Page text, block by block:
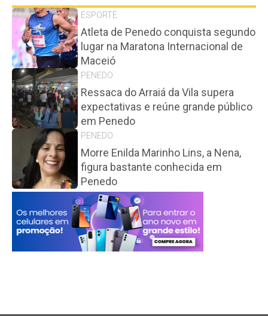
ESPORTE
Atleta de Penedo conquista segundo
lugar na Maratona Internacional de
Maceió
PENEDO
Ressaca do Arraiá da Vila supera
expectativas e reúne grande público
em Penedo
PENEDO
Morre Enilda Marinho Lins, a Nena,
figura bastante conhecida em
Penedo